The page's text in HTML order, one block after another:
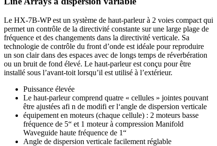
Le HX-7B-WP est un système de haut-parleur à 2 voies compact qui
permet un contrôle de la directivité constante sur une large plage de
fréquence et des changements dans la directivité verticale. Sa
technologie de contrôle du front d’onde est idéale pour reproduire
un son clair dans des espaces avec de longs temps de réverbération
ou un bruit de fond élevé. Le haut-parleur est conçu pour être
installé sous l’avant-toit lorsqu’il est utilisé à l’extérieur.
Puissance élevée
Le haut-parleur comprend quatre « cellules » jointes pouvant
être ajustées afi n de modifi er l‘angle de dispersion verticale
équipement en moteurs (chaque cellule) : 2 moteurs basse
fréquence de 5“ et 1 moteur à compression Manifold
Waveguide haute fréquence de 1“
Angle de dispersion verticale facilement réglable